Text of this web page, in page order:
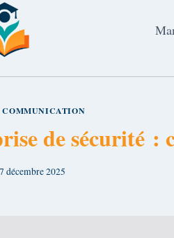
de sécurité :
7 décembre 2025